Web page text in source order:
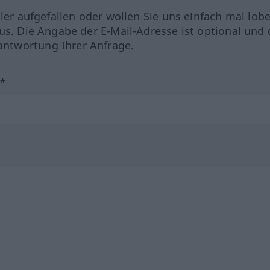
aufgefallen oder wollen Sie uns einfach mal
Die Angabe der E-Mail-Adresse ist optional und
Ihrer Anfrage.